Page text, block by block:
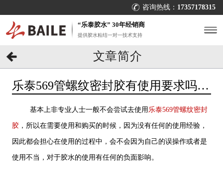
咨询热线： 17357178315
“乐泰胶水” 30年经销商
提供胶水粘结一对一技术支持
文章简介
乐泰569管螺纹密封胶有使用要求吗？
基本上非专业人士一般不会尝试去使用 乐泰569管螺纹密封
胶，所以在需要使用和购买的时候，因为没有任何的使用经验，
因此都会担心在使用的过程中，会不会因为自己的误操作或者是
使用不当，对于胶水的使用有任何的负面影响。